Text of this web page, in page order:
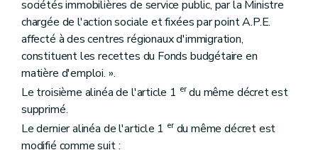
Art. 198
Art. 199
Art. 200
Art. 201
Art. 202
Art. 203
Art. 204
Art. 205
Art. 206
Art. 207
Art. 208
sociétés immobilières de service public, par la Ministre
chargée de l'action sociale et fixées par point A.P.E.
affecté à des centres régionaux d'immigration,
constituent les recettes du Fonds budgétaire en
matière d'emploi. ».
Le troisième alinéa de l'article 1 erdu même décret est
supprimé.
Le dernier alinéa de l'article 1 erdu même décret est
modifié comme suit :